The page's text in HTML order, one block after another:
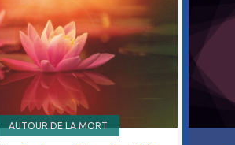
AUTOUR DE LA MORT
mes